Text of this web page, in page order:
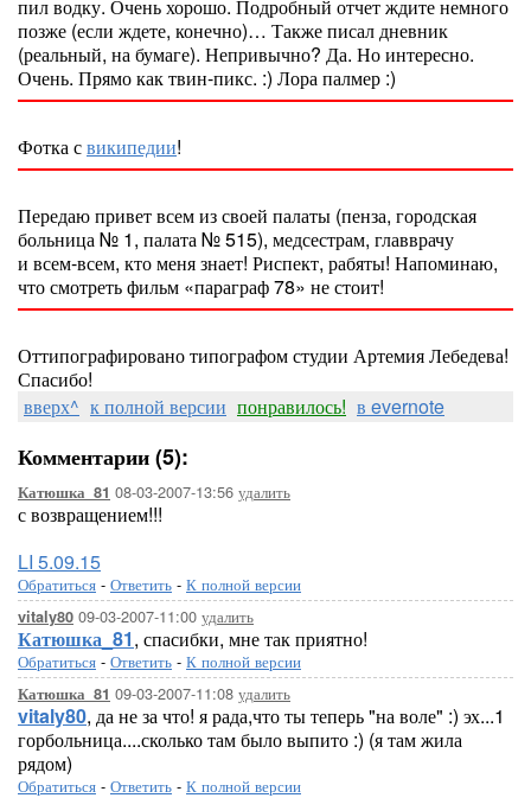
пил водку. Очень хорошо. Подробный отчет ждите немного
позже (если ждете, конечно)… Также писал дневник
(реальный, на бумаге). Непривычно? Да. Но интересно.
Очень. Прямо как твин-пикс. :) Лора палмер :)
Фотка свикипедии!
Передаю привет всем из своей палаты (пенза, городская
больница № 1, палата № 515), медсестрам, главврачу
и всем-всем, кто меня знает! Риспект, рабяты! Напоминаю,
что смотреть фильм «параграф 78» не стоит!
Оттипографировано типографом студии Артемия Лебедева!
Спасибо!
вверх^ к полной версии понравилось! в evernote
Комментарии (5):
Катюшка_81 08-03-2007-13:56 удалить
с возвращением!!!
LI 5.09.15
Обратиться - Ответить - К полной версии
vitaly80 09-03-2007-11:00 удалить
Катюшка_81, спасибки, мне так приятно!
Обратиться - Ответить - К полной версии
Катюшка_81 09-03-2007-11:08 удалить
vitaly80, да не за что! я рада,что ты теперь "на воле" :) эх...1
горбольница....сколько там было выпито :) (я там жила
рядом)
Обратиться - Ответить - К полной версии